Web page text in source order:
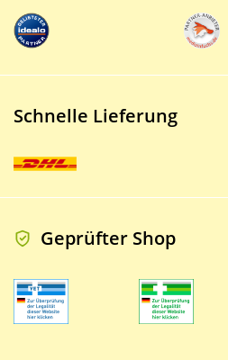
Schnelle Lieferung
Geprüfter Shop